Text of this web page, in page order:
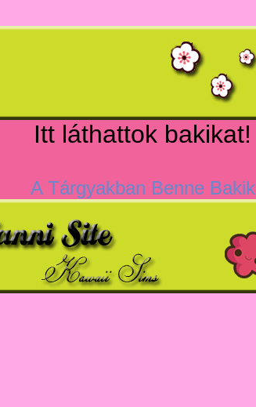
Itt láthattok bakikat!
A Tárgyakban Benne Bakik